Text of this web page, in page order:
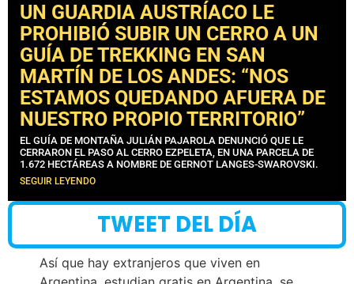
UN GUARDIA AUSTRÍACO LE
PROHIBIÓ SUBIR UN CERRO A UN
GUÍA DE TREKKING EN SAN
MARTÍN DE LOS ANDES: “NOS
ESTAMOS QUEDANDO AFUERA DE
NUESTRO PROPIO TERRITORIO”
EL GUÍA DE MONTAÑA JULIÁN PAJAROLA DENUNCIÓ QUE LE
CERRARON EL PASO AL CERRO EZPELETA, EN UNA PARCELA DE
1.672 HECTÁREAS A NOMBRE DE GERNOT LANGES-SWAROVSKI.
SEGUIR LEYENDO
TWEET DEL DÍA
Así que hay extranjeros que viven en